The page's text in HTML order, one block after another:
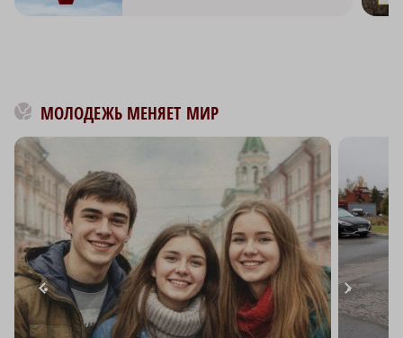
МОЛОДЕЖЬ МЕНЯЕТ МИР